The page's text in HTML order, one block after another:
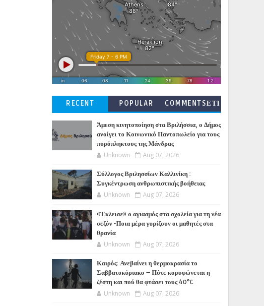
RECENT POPULAR
COMMENTSΕΤΙ
Άμεση κινητοποίηση στα Βριλήσσια, ο Δήμος
ανοίγει το Κοινωνικό Παντοπωλείο για τους
πυρόπληκτους της Μάνδρας
Unknown Aug 07, 2026
Σύλλογος Βριλησσίων Καλλινίκη :
Συγκέντρωση ανθρωπιστικής βοήθειας
Unknown Aug 07, 2026
«Έκλεισε» ο αγιασμός στα σχολεία για τη νέα
σεζόν -Ποια μέρα γυρίζουν οι μαθητές στα
θρανία
Unknown Aug 07, 2026
Καιρός: Ανεβαίνει η θερμοκρασία το
Σαββατοκύριακο – Πότε κορυφώνεται η
ζέστη και πού θα φτάσει τους 40°C
Unknown Aug 07, 2026